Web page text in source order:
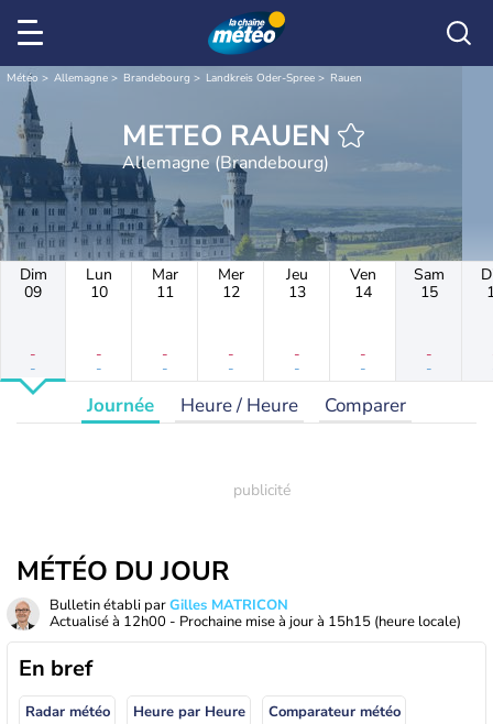
Météo Allemagne Brandebourg Landkreis Oder-Spree Rauen
METEO RAUEN
Allemagne (Brandebourg)
Dim
09
-
-
Lun
10
-
-
Mar
11
-
-
Mer
12
-
-
Jeu
13
-
-
Ven
14
-
-
Sam
15
-
-
Journée Heure / Heure Comparer
MÉTÉO DU JOUR
Bulletin établi parGilles MATRICON
Actualisé à 12h00 - Prochaine mise à jour à 15h15 (heure locale)
En bref
Radar météo Heure par Heure Comparateur météo